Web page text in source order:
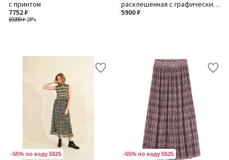
с принтом
10200 ₽-24%
7752 ₽
расклешенная с графическим
принтом
5900 ₽
-55% по коду 5525 -55% по коду 5525